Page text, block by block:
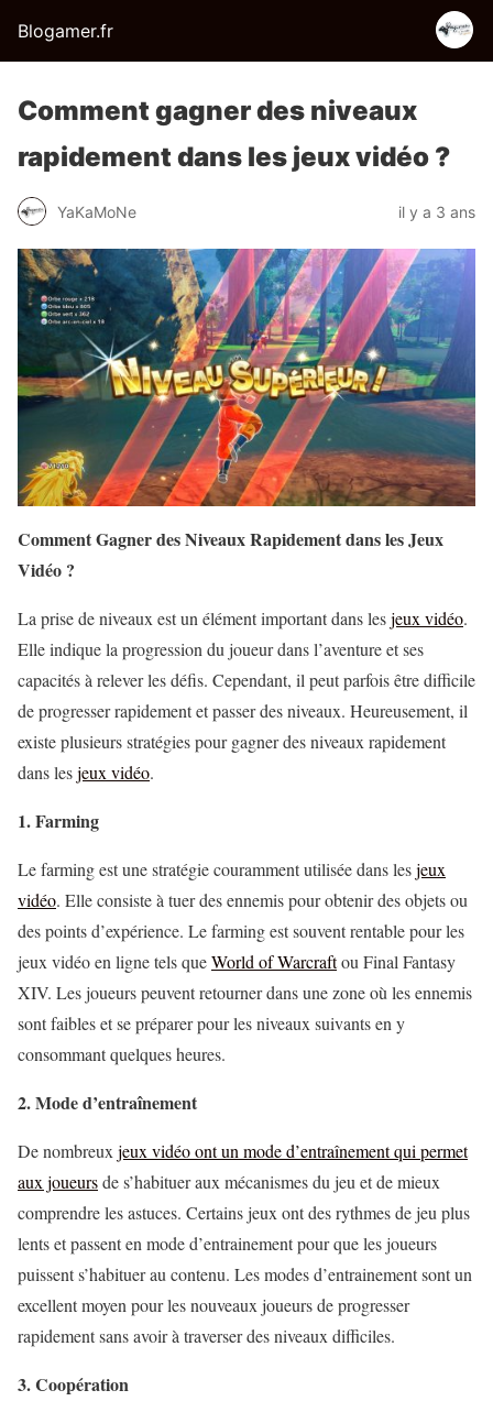
Blogamer.fr
Comment gagner des niveaux
rapidement dans les jeux vidéo ?
YaKaMoNe il y a 3 ans
Comment Gagner des Niveaux Rapidement dans les Jeux
Vidéo ?
La prise de niveaux est un élément important dans lesjeux vidéo.
Elle indique la progression du joueur dans l’aventure et ses
capacités à relever les défis. Cependant, il peut parfois être difficile
de progresser rapidement et passer des niveaux. Heureusement, il
existe plusieurs stratégies pour gagner des niveaux rapidement
dans lesjeux vidéo.
1. Farming
Le farming est une stratégie couramment utilisée dans lesjeux
vidéo. Elle consiste à tuer des ennemis pour obtenir des objets ou
des points d’expérience. Le farming est souvent rentable pour les
jeux vidéo en ligne tels queWorld of Warcraftou Final Fantasy
XIV. Les joueurs peuvent retourner dans une zone où les ennemis
sont faibles et se préparer pour les niveaux suivants en y
consommant quelques heures.
2. Mode d’entraînement
De nombreux jeux vidéo ont un mode d’entraînement qui permet
aux joueursde s’habituer aux mécanismes du jeu et de mieux
comprendre les astuces. Certains jeux ont des rythmes de jeu plus
lents et passent en mode d’entrainement pour que les joueurs
puissent s’habituer au contenu. Les modes d’entrainement sont un
excellent moyen pour les nouveaux joueurs de progresser
rapidement sans avoir à traverser des niveaux difficiles.
3. Coopération